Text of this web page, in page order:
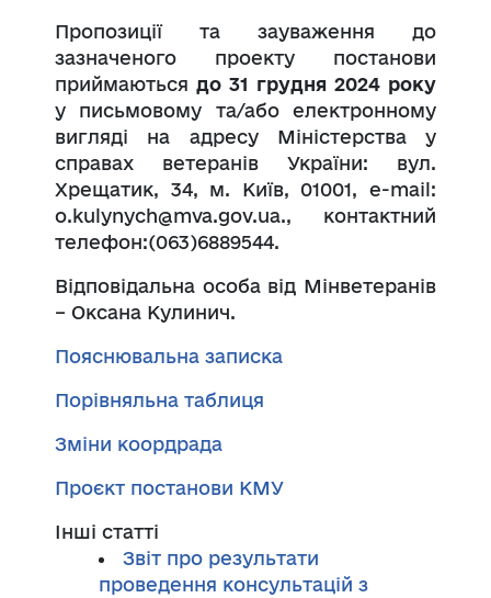
Пропозиції та зауваження до
зазначеного проекту постанови
приймаються до 31 грудня 2024 року
у письмовому та/або електронному
вигляді на адресу Міністерства у
справах ветеранів України: вул.
Хрещатик, 34, м. Київ, 01001, е-mail:
o.kulynych@mva.gov.ua., контактний
телефон:(063)6889544.
Відповідальна особа від Мінветеранів
– Оксана Кулинич.
Пояснювальна записка
Порівняльна таблиця
Зміни коордрада
Проєкт постанови КМУ
Інші статті
Звіт про результати
проведення консультацій з